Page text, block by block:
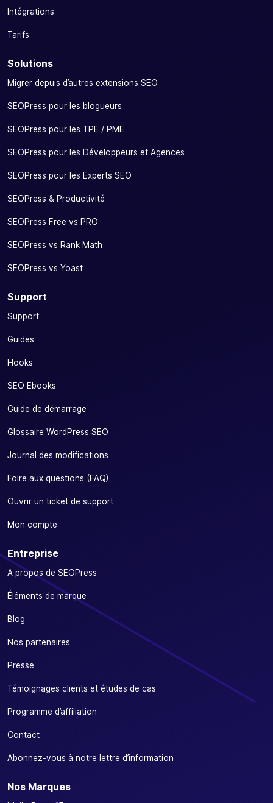
Intégrations
Tarifs
Solutions
Migrer depuis d’autres extensions SEO
SEOPress pour les blogueurs
SEOPress pour les TPE / PME
SEOPress pour les Développeurs et Agences
SEOPress pour les Experts SEO
SEOPress & Productivité
SEOPress Free vs PRO
SEOPress vs Rank Math
SEOPress vs Yoast
Support
Support
Guides
Hooks
SEO Ebooks
Guide de démarrage
Glossaire WordPress SEO
Journal des modifications
Foire aux questions (FAQ)
Ouvrir un ticket de support
Mon compte
Entreprise
A propos de SEOPress
Éléments de marque
Blog
Nos partenaires
Presse
Témoignages clients et études de cas
Programme d’affiliation
Contact
Abonnez-vous à notre lettre d’information
Nos Marques